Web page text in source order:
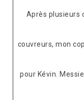
Après plusieurs
couvreurs, mon
pour Kévin.